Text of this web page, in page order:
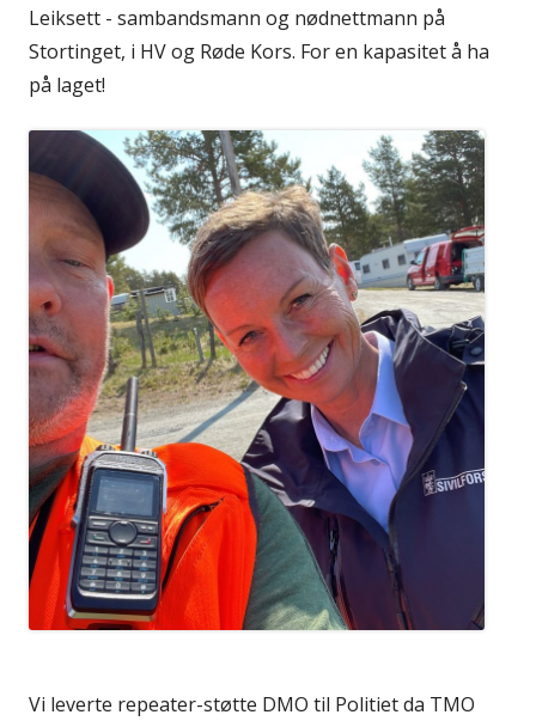
Leiksett - sambandsmann og nødnettmann på
Stortinget, i HV og Røde Kors. For en kapasitet å ha
på laget!
Vi leverte repeater-støtte DMO til Politiet da TMO